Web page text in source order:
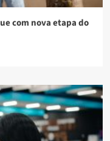
com nova etapa do